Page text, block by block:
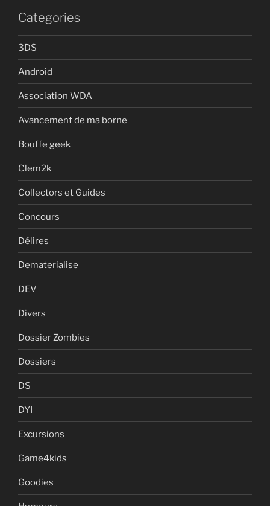
Categories
3DS
Android
Association WDA
Avancement de ma borne
Bouffe geek
Clem2k
Collectors et Guides
Concours
Délires
Dematerialise
DEV
Divers
Dossier Zombies
Dossiers
DS
DYI
Excursions
Game4kids
Goodies